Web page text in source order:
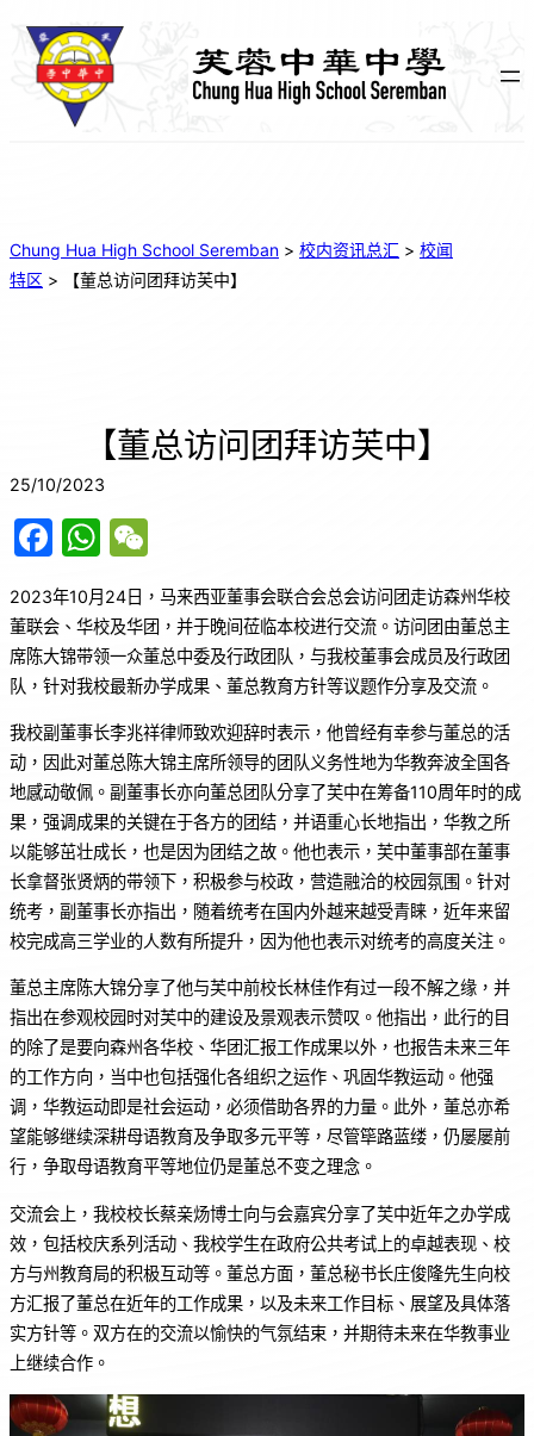
Chung Hua High School Seremban > 校内资讯总汇 > 校闻
特区 > 【董总访问团拜访芙中】
【董总访问团拜访芙中】
25/10/2023
F
c
e
b
o
o
k
W
at
s
A
p
p
C
h
at
2023年10月24日，马来西亚董事会联合会总会访问团走访森州华校
董联会、华校及华团，并于晚间莅临本校进行交流。访问团由董总主
席陈大锦带领一众董总中委及行政团队，与我校董事会成员及行政团
队，针对我校最新办学成果、董总教育方针等议题作分享及交流。
我校副董事长李兆祥律师致欢迎辞时表示，他曾经有幸参与董总的活
动，因此对董总陈大锦主席所领导的团队义务性地为华教奔波全国各
地感动敬佩。副董事长亦向董总团队分享了芙中在筹备110周年时的成
果，强调成果的关键在于各方的团结，并语重心长地指出，华教之所
以能够茁壮成长，也是因为团结之故。他也表示，芙中董事部在董事
长拿督张贤炳的带领下，积极参与校政，营造融洽的校园氛围。针对
统考，副董事长亦指出，随着统考在国内外越来越受青睐，近年来留
校完成高三学业的人数有所提升，因为他也表示对统考的高度关注。
董总主席陈大锦分享了他与芙中前校长林佳作有过一段不解之缘，并
指出在参观校园时对芙中的建设及景观表示赞叹。他指出，此行的目
的除了是要向森州各华校、华团汇报工作成果以外，也报告未来三年
的工作方向，当中也包括强化各组织之运作、巩固华教运动。他强
调，华教运动即是社会运动，必须借助各界的力量。此外，董总亦希
望能够继续深耕母语教育及争取多元平等，尽管筚路蓝缕，仍屡屡前
行，争取母语教育平等地位仍是董总不变之理念。
交流会上，我校校长蔡亲炀博士向与会嘉宾分享了芙中近年之办学成
效，包括校庆系列活动、我校学生在政府公共考试上的卓越表现、校
方与州教育局的积极互动等。董总方面，董总秘书长庄俊隆先生向校
方汇报了董总在近年的工作成果，以及未来工作目标、展望及具体落
实方针等。双方在的交流以愉快的气氛结束，并期待未来在华教事业
上继续合作。